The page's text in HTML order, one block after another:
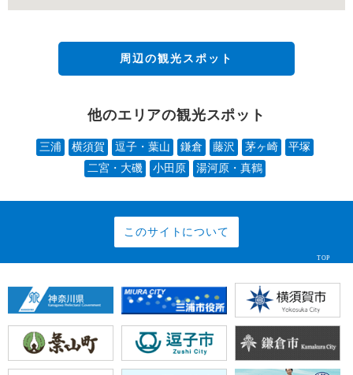
周辺の観光スポット
他のエリアの観光スポット
三浦 横須賀 逗子・葉山 鎌倉 藤沢 茅ヶ崎
平塚
二宮・大磯
小田原 湯河原・真鶴
このサイトについて
TOP